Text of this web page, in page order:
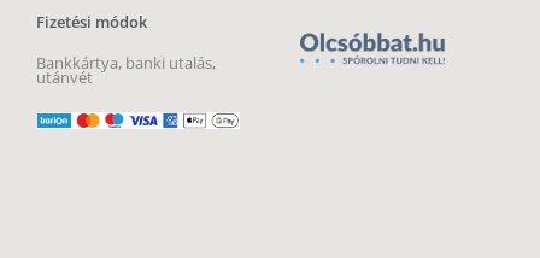
Fizetési módok
Bankkártya, banki utalás,
utánvét